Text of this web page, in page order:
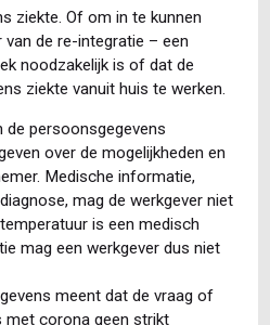
ziekte. Of om in te kunnen
de re-integratie – een
noodzakelijk is of dat de
ziekte vanuit huis te werken.
de persoonsgegevens
over de mogelijkheden en
Medische informatie,
mag de werkgever niet
is een medisch
mag een werkgever dus niet
meent dat de vraag of
met corona geen strikt